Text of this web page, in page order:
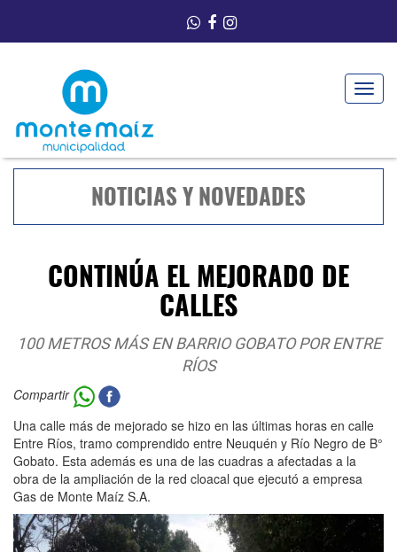
Toggle
NOTICIAS Y NOVEDADES
CONTINÚA EL MEJORADO DE
CALLES
100 METROS MÁS EN BARRIO GOBATO POR ENTRE
RÍOS
Compartir
Una calle más de mejorado se hizo en las últimas horas en calle
Entre Ríos, tramo comprendido entre Neuquén y Río Negro de B°
Gobato. Esta además es una de las cuadras a afectadas a la
obra de la ampliación de la red cloacal que ejecutó a empresa
Gas de Monte Maíz S.A.